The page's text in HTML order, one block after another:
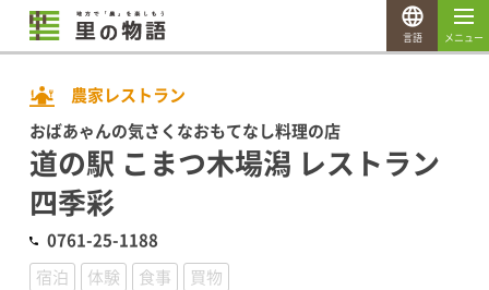
農家レストラン
おばあゃんの気さくなおもてなし料理の店
道の駅 こまつ木場潟 レストラン
四季彩
0761-25-1188
宿泊
体験 食事
買物
メニュー
言語